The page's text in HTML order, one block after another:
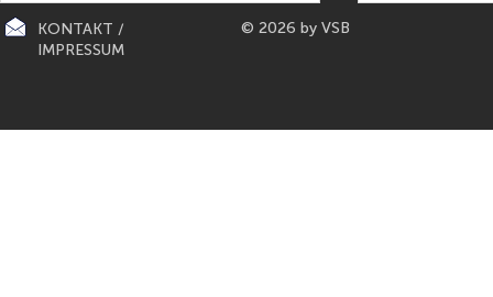
KONTAKT /
IMPRESSUM
© 2026 by VSB